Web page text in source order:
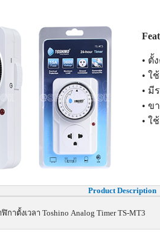
• ตั้
• ใ
• มี
• ข
• ใ
Product Description
กาตั้งเวลา Toshino Analog Timer TS-MT3